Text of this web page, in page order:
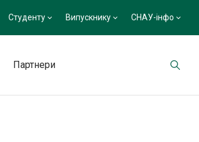
Студенту Випускнику СНАУ-інфо
Партнери